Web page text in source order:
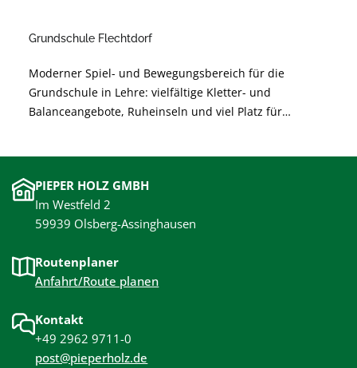
Grundschule Flechtdorf
Moderner Spiel- und Bewegungsbereich für die
Grundschule in Lehre: vielfältige Kletter- und
Balanceangebote, Ruheinseln und viel Platz für
für unbeschwertes Spielen.
PIEPER HOLZ GMBH
Im Westfeld 2
59939 Olsberg-Assinghausen
Routenplaner
Anfahrt/Route planen
Kontakt
+49 2962 9711-0
post@pieperholz.de